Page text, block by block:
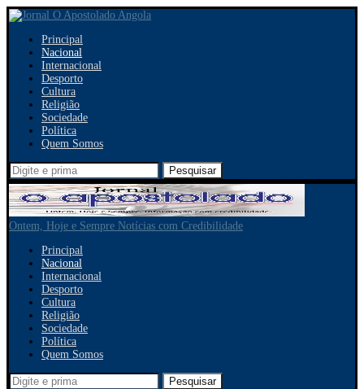
Principal
Nacional
Internacional
Desporto
Cultura
Religião
Sociedade
Política
Quem Somos
Pesquisar
Ontem, Hoje e Sempre Notícias com Credibilidade
Principal
Nacional
Internacional
Desporto
Cultura
Religião
Sociedade
Política
Quem Somos
Pesquisar